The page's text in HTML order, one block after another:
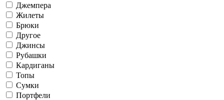
Джемпера
Жилеты
Брюки
Другое
Джинсы
Рубашки
Кардиганы
Топы
Сумки
Портфели